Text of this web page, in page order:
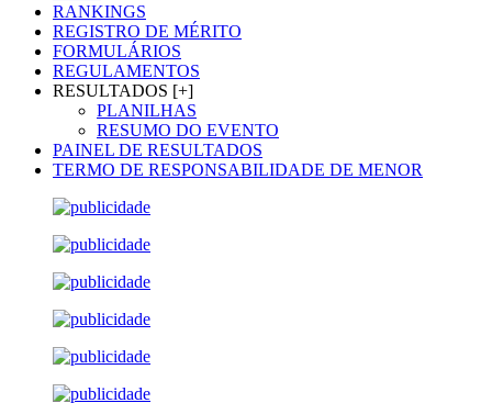
RANKINGS
REGISTRO DE MÉRITO
FORMULÁRIOS
REGULAMENTOS
RESULTADOS [+]
PLANILHAS
RESUMO DO EVENTO
PAINEL DE RESULTADOS
TERMO DE RESPONSABILIDADE DE MENOR